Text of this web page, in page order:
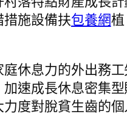
施設備扶包養網
休息力的外出務
速成長休息密集
度對脫貧生齒的個